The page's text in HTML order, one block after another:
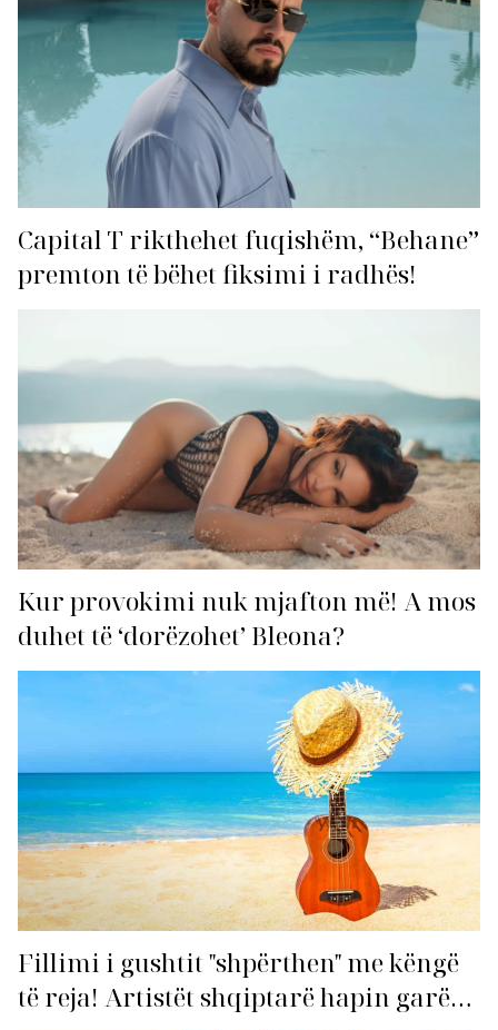
Capital T rikthehet fuqishëm, “Behane”
premton të bëhet fiksimi i radhës!
Kur provokimi nuk mjafton më! A mos
duhet të ‘dorëzohet’ Bleona?
Fillimi i gushtit "shpërthen" me këngë
të reja! Artistët shqiptarë hapin garën